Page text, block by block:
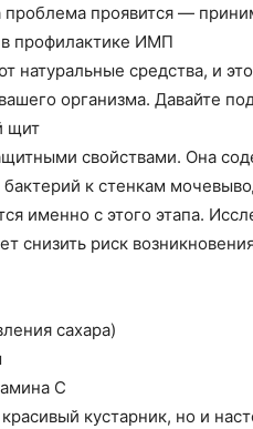
проявится —
в профилактике ИМП
натуральные средства, и
организма. Давайте
щит
свойствами. Она
бактерий к стенкам
именно с этого этапа.
снизить риск
сахара)
C
кустарник, но и